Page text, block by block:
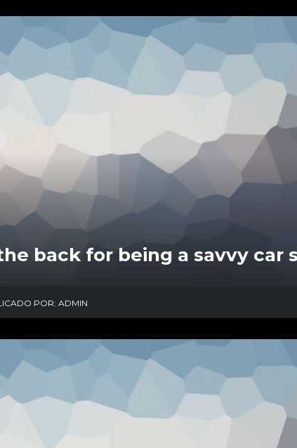
back for being a savvy car
POR: ADMIN